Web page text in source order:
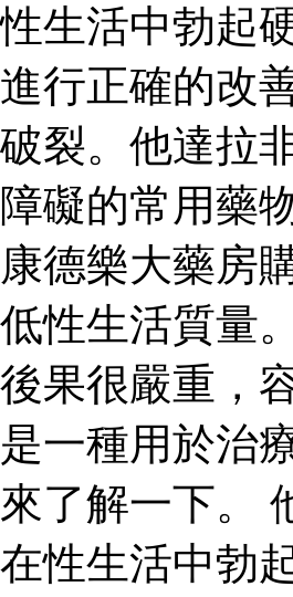
性生活中勃起
進行正確的改
破裂。他達拉
障礙的常用藥
康德樂大藥房
低性生活質量
後果很嚴重，
是一種用於治
來了解一下。
在性生活中勃